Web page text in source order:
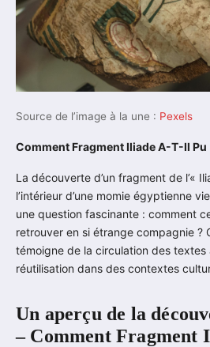
Source de l’image à la une : Pexels
Comment Fragment Iliade A-T-Il Pu
La découverte d’un fragment de l’«
l’intérieur d’une momie égyptienne
une question fascinante : comment
retrouver en si étrange compagnie ?
témoigne de la circulation des
réutilisation dans des contextes
Un aperçu de la
– Comment Fragment